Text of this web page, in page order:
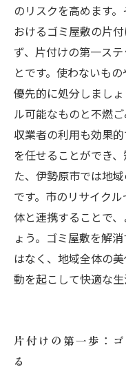
のリスクを高めます
おけるゴミ屋敷の片
ず、片付けの第一ス
とです。使わないも
優先的に処分しまし
ル可能なものと不燃
収業者の利用も効果
を任せることができ
た、伊勢原市では地
です。市のリサイク
体と連携することで
ょう。ゴミ屋敷を解
はなく、地域全体の
動を起こして快適な生
片付けの第一歩：
る